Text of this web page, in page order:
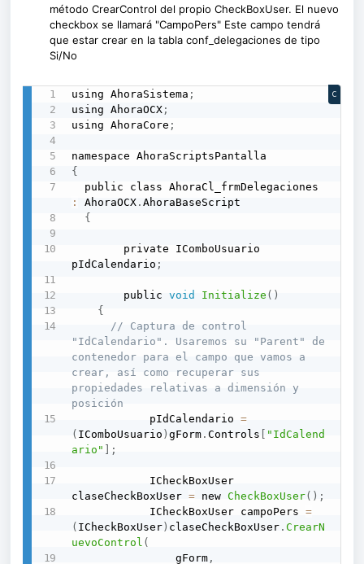
método CrearControl del propio CheckBoxUser. El nuevo
checkbox se llamará "CampoPers" Este campo tendrá
que estar crear en la tabla conf_delegaciones de tipo
Si/No
using AhoraSistema ;
using AhoraOCX ;
using AhoraCore ;
{
:
AhoraOCX .AhoraBaseScript
{
pIdCalendario ;
        public
void Initialize ( )
{
// Captura de control
"IdCalendario". Usaremos su "Parent" de
contenedor para el campo que vamos a
crear, así como recuperar sus
propiedades relativas a dimensión y
posición
            pIdCalendario
=
( IComboUsuario )gForm .Controls
"IdCalend
ario"
;
claseCheckBoxUser = new CheckBoxUser( ) ;
            ICheckBoxUser campoPers
=
( ICheckBoxUser ) claseCheckBoxUser .CrearN
uevoControl (
                gForm
,
C